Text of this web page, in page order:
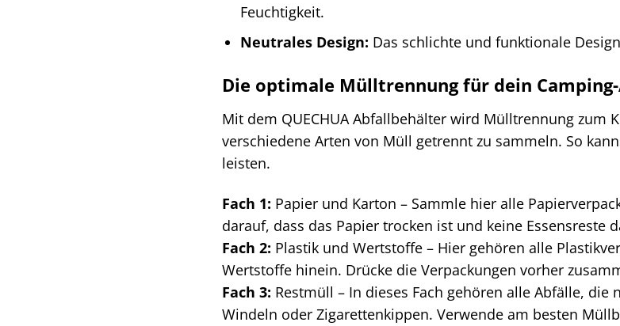
Feuchtigkeit.
Neutrales Design: Das schlichte und funktionale
Die optimale Mülltrennung für dein
Mit dem QUECHUA Abfallbehälter wird Mülltrennung zum
verschiedene Arten von Müll getrennt zu sammeln. So
leisten.
Fach 1: Papier und Karton – Sammle hier alle
darauf, dass das Papier trocken ist und keine Essensreste
Fach 2: Plastik und Wertstoffe – Hier gehören alle
Wertstoffe hinein. Drücke die Verpackungen vorher
Fach 3: Restmüll – In dieses Fach gehören alle Abfälle,
Windeln oder Zigarettenkippen. Verwende am besten